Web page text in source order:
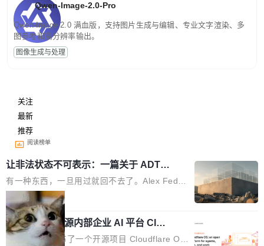
Qwen-Image-2.0-Pro
Qwen-Image-2.0 满血版，支持图片生成与编辑、专业文字渲染、多
图参考和高分辨率输出。
图像生成与处理
关注
最新
推荐
阅读榜单
让非法状态不可表示：一篇关于 ADT
的帖子在 Reddit 火了
有一种东西，一旦用过就回不去了。Alex Fedos
eev 管它叫"软件设计的基石"。 他说的东西不新
鲜——代数数据类型（ADT），尤其是和类型
（sum type）。但他说清楚了一件事：这不是类
型系统的学术体操，是日常编码的思维方式。 文
局
Cloudflare 开源内部企业 AI 平台 Clou
dflare OS
Cloudflare 发布了一个开源项目 Cloudflare O